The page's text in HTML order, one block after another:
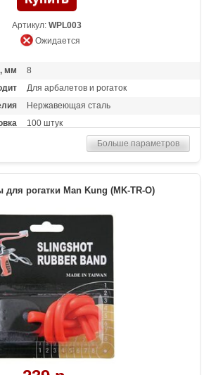
Артикул: WPL003
Ожидается
мм
8
Для арбалетов и рогаток
Нержавеющая сталь
100 штук
Больше параметров
для рогатки Man Kung (MK-TR-O)